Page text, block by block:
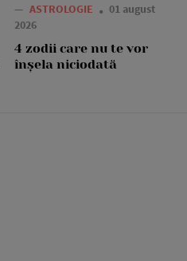
— ASTROLOGIE
01 august
2026
4 zodii care nu te vor
înșela niciodată